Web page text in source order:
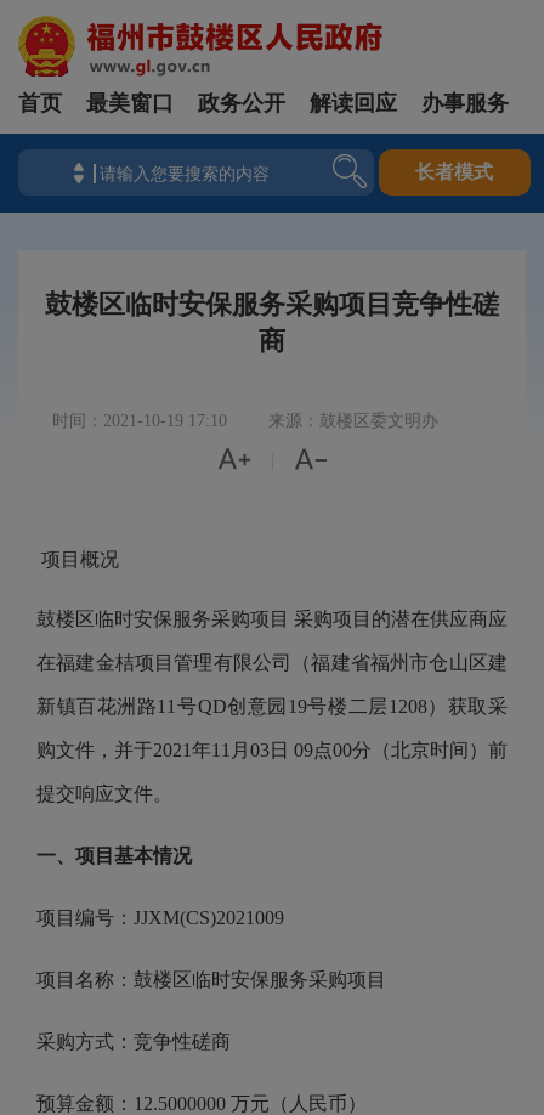
首页 最美窗口 政务公开 解读回应 办事服务
长者模式
鼓楼区临时安保服务采购项目竞争性磋
商
时间：2021-10-19 17:10 来源：鼓楼区委文明办
 
项目概况
鼓楼区临时安保服务采购项目 采购项目的潜在供应商应
在福建金桔项目管理有限公司（福建省福州市仓山区建
新镇百花洲路11号QD创意园19号楼二层1208）获取采
购文件，并于2021年11月03日 09点00分（北京时间）前
提交响应文件。
一、项目基本情况
项目编号： JJXM(CS)2021009
项目名称：鼓楼区临时安保服务采购项目
采购方式：竞争性磋商
预算金额： 12.5000000 万元（人民币）